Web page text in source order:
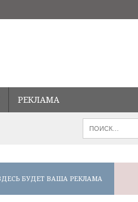
РЕКЛАМА
БУДЕТ ВАША РЕКЛАМА